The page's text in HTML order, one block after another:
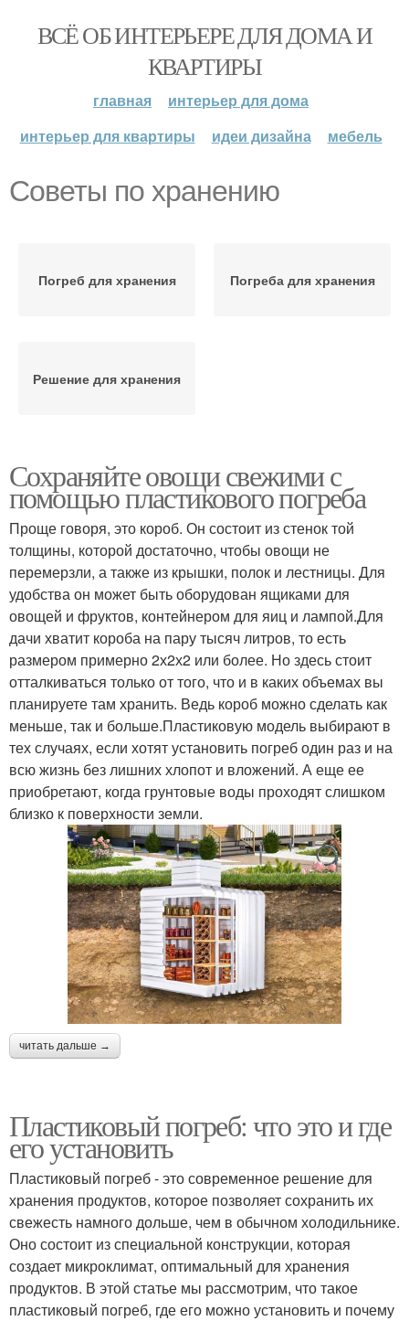
ВСЁ ОБ ИНТЕРЬЕРЕ ДЛЯ ДОМА И
КВАРТИРЫ
главная
интерьер для дома
интерьер для квартиры
идеи дизайна мебель
Советы по хранению
Погреб для хранения Погреба для хранения
Решение для хранения
Сохраняйте овощи свежими с
помощью пластикового погреба
Проще говоря, это короб. Он состоит из стенок той
толщины, которой достаточно, чтобы овощи не
перемерзли, а также из крышки, полок и лестницы. Для
удобства он может быть оборудован ящиками для
овощей и фруктов, контейнером для яиц и лампой.Для
дачи хватит короба на пару тысяч литров, то есть
размером примерно 2х2х2 или более. Но здесь стоит
отталкиваться только от того, что и в каких объемах вы
планируете там хранить. Ведь короб можно сделать как
меньше, так и больше.Пластиковую модель выбирают в
тех случаях, если хотят установить погреб один раз и на
всю жизнь без лишних хлопот и вложений. А еще ее
приобретают, когда грунтовые воды проходят слишком
близко к поверхности земли.
читать дальше →
Пластиковый погреб: что это и где
его установить
Пластиковый погреб - это современное решение для
хранения продуктов, которое позволяет сохранить их
свежесть намного дольше, чем в обычном холодильнике.
Оно состоит из специальной конструкции, которая
создает микроклимат, оптимальный для хранения
продуктов. В этой статье мы рассмотрим, что такое
пластиковый погреб, где его можно установить и почему